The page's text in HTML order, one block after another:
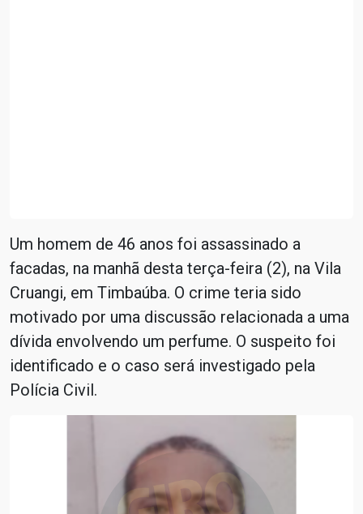
Um homem de 46 anos foi assassinado a
facadas, na manhã desta terça-feira (2), na Vila
Cruangi, em Timbaúba. O crime teria sido
motivado por uma discussão relacionada a uma
dívida envolvendo um perfume. O suspeito foi
identificado e o caso será investigado pela
Polícia Civil.